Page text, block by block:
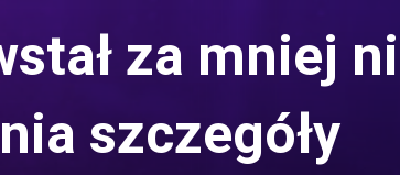
za mniej
szczegóły